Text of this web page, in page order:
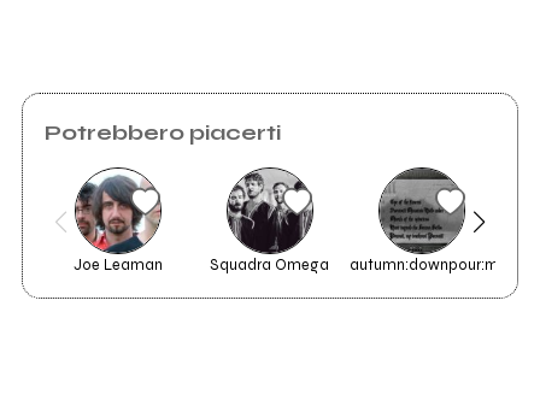
Potrebbero piacerti
Joe Leaman Squadra Omega